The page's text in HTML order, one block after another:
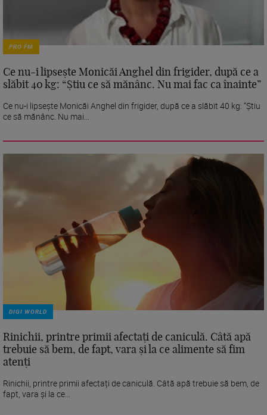
PRO FM
Ce nu-i lipsește Monicăi Anghel din frigider, după ce a
slăbit 40 kg: “Știu ce să mănânc. Nu mai fac ca înainte”
Ce nu-i lipsește Monicăi Anghel din frigider, după ce a slăbit 40 kg: “Știu
ce să mănânc. Nu mai...
DIGI WORLD
Rinichii, printre primii afectați de caniculă. Câtă apă
trebuie să bem, de fapt, vara și la ce alimente să fim
atenți
Rinichii, printre primii afectați de caniculă. Câtă apă trebuie să bem, de
fapt, vara și la ce...